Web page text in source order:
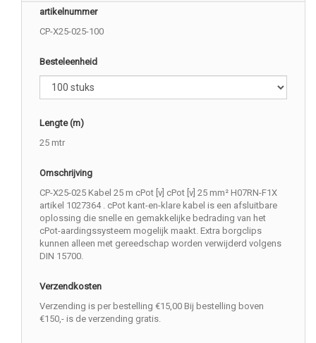
artikelnummer
CP-X25-025-100
Besteleenheid
Lengte (m)
25 mtr
Omschrijving
CP-X25-025 Kabel 25 m cPot [v] cPot [v] 25 mm² H07RN-F1X
artikel 1027364 . cPot kant-en-klare kabel is een afsluitbare
oplossing die snelle en gemakkelijke bedrading van het
cPot-aardingssysteem mogelijk maakt. Extra borgclips
kunnen alleen met gereedschap worden verwijderd volgens
DIN 15700.
Verzendkosten
Verzending is per bestelling €15,00 Bij bestelling boven
€150,- is de verzending gratis.